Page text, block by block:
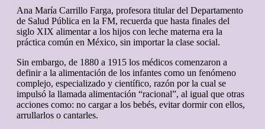
Ana María Carrillo Farga, profesora titular del Departamento
de Salud Pública en la FM, recuerda que hasta finales del
siglo XIX alimentar a los hijos con leche materna era la
práctica común en México, sin importar la clase social.
Sin embargo, de 1880 a 1915 los médicos comenzaron a
definir a la alimentación de los infantes como un fenómeno
complejo, especializado y científico, razón por la cual se
impulsó la llamada alimentación “racional”, al igual que otras
acciones como: no cargar a los bebés, evitar dormir con ellos,
arrullarlos o cantarles.